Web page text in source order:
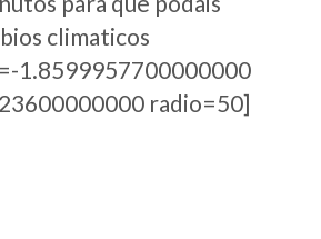
climaticos
1.8599957700000000
radio=50]